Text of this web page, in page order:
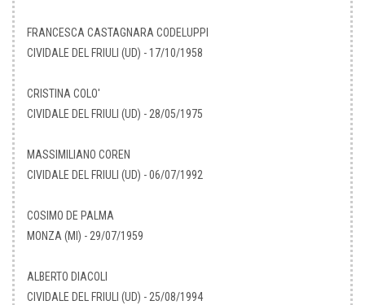
FRANCESCA CASTAGNARA CODELUPPI
CIVIDALE DEL FRIULI (UD) - 17/10/1958
CRISTINA COLO'
CIVIDALE DEL FRIULI (UD) - 28/05/1975
MASSIMILIANO COREN
CIVIDALE DEL FRIULI (UD) - 06/07/1992
COSIMO DE PALMA
MONZA (MI) - 29/07/1959
ALBERTO DIACOLI
CIVIDALE DEL FRIULI (UD) - 25/08/1994